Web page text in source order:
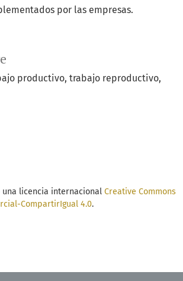
productivo trabajo reproductivo
por las empresas.
una licencia internacional Creative Commons
CompartirIgual 4.0.